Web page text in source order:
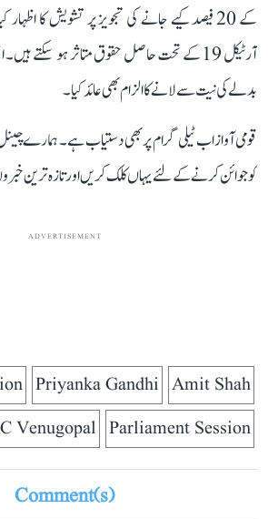
کے 20 فیصد کیے جانے کی تجویز پر تشویش کا
آرٹیکل 19 کے تحت حاصل حقوق متاثر ہو سکتے
بدلے کی نیت سے لانے کا الزام بھی عائد کیا۔
قومی آواز اب ٹیلی گرام پر بھی دستیاب ہے۔ ہمارے
کو جوائن کرنے کے لئے یہاں کلک کریں اور تازہ ترین
ADVERTISEMENT
Amit Shah
Priyanka Gandhi
Parliament Session
Venugopal
Comment(s)